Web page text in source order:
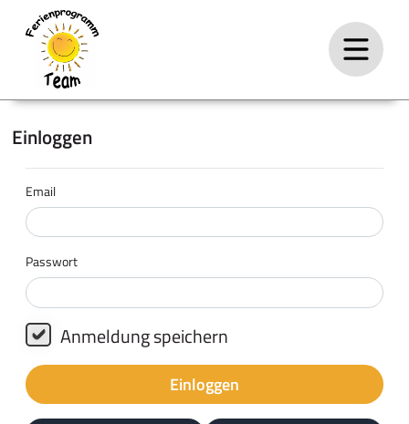
Einloggen
Email
Passwort
Anmeldung speichern
Einloggen